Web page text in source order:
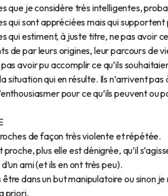
que je considère très intelligentes,
qui sont appréciées mais qui
qui estiment, à juste titre, ne pas avoir
de par leurs origines, leur parcours de
avoir pu accomplir ce qu’ils
situation qui en résulte. Ils n’arrivent
pour ce qu’ils peuvent ou
de façon très violente et répétée.
proche, plus elle est dénigrée, qu’il
ami (et ils en ont très peu).
dans un but manipulatoire ou sinon
priori.